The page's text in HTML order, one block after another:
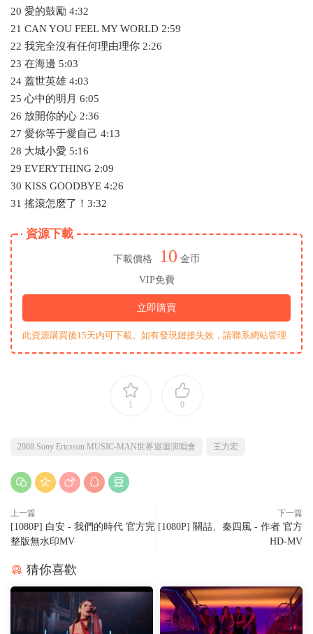
20 愛的鼓勵 4:32
21 CAN YOU FEEL MY WORLD 2:59
22 我完全沒有任何理由理你 2:26
23 在海邊 5:03
24 蓋世英雄 4:03
25 心中的明月 6:05
26 放開你的心 2:36
27 愛你等于愛自己 4:13
28 大城小愛 5:16
29 EVERYTHING 2:09
30 KISS GOODBYE 4:26
31 搖滾怎麽了！3:32
資源下載
下載價格 10 金币
VIP免費
立即購買
此資源購買後15天内可下載。如有發現鏈接失效，請聯系網站管理
1 0
2008 Sony Ericsson MUSIC-MAN世界巡迴演唱會 王力宏
上一篇
[1080P] 白安 - 我們的時代 官方完
整版無水印MV
下一篇
[1080P] 關喆、秦四風 - 作者 官方
HD-MV
猜你喜歡